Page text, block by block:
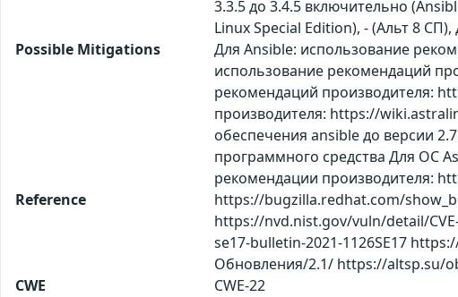
3.3.5 до 3.4.5 включительно
Linux Special Edition), - (Альт 8
Possible Mitigations
Для Ansible: использование
использование рекомендаций
рекомендаций производителя:
производителя: https://
обеспечения ansible до версии
программного средства Для ОС
рекомендации производителя:
Reference
https://bugzilla.redhat.com/
https://nvd.nist.gov/vuln/detail/
se17-bulletin-2021-1126SE17
Обновления/2.1/ https://altsp.su/
CWE
CWE-22